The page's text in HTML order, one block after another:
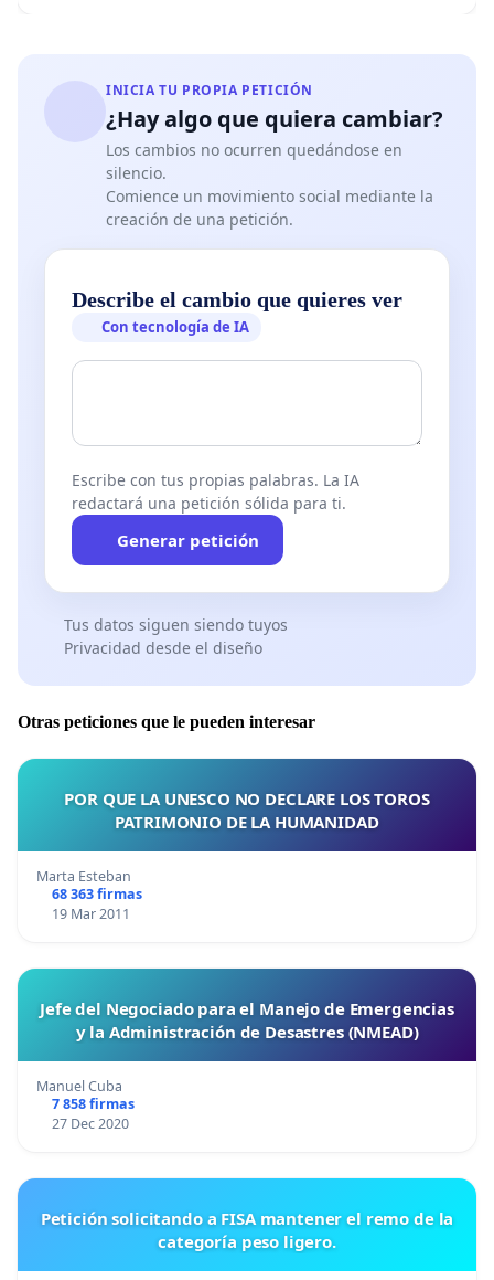
INICIA TU PROPIA PETICIÓN
¿Hay algo que quiera cambiar?
Los cambios no ocurren quedándose en
silencio.
Comience un movimiento social mediante la
creación de una petición.
Describe el cambio que quieres ver
Con tecnología de IA
Escribe con tus propias palabras. La IA
redactará una petición sólida para ti.
Generar petición
Tus datos siguen siendo tuyos
Privacidad desde el diseño
Otras peticiones que le pueden interesar
POR QUE LA UNESCO NO DECLARE LOS TOROS
PATRIMONIO DE LA HUMANIDAD
Marta Esteban
68 363 firmas
19 Mar 2011
Jefe del Negociado para el Manejo de Emergencias
y la Administración de Desastres (NMEAD)
Manuel Cuba
7 858 firmas
27 Dec 2020
Petición solicitando a FISA mantener el remo de la
categoría peso ligero.